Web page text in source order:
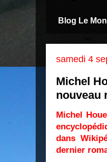
Blog Le
samedi 4
Michel
nouveau
Michel
dans
dernier